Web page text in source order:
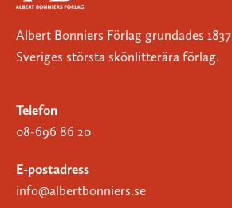
Albert Bonniers Förlag grundades
Sveriges största skönlitterära förlag.
Telefon
08-696 86 20
E-postadress
info@albertbonniers.se